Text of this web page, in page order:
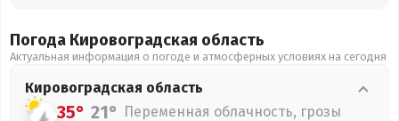
Погода Кировоградская область
Актуальная информация о погоде и атмосферных условиях на сегодня
Кировоградская область
35° 21° Переменная облачность, грозы